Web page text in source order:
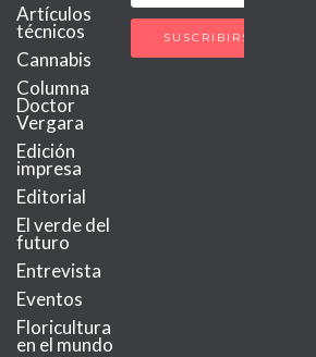
Artículos
técnicos
Cannabis
Columna
Doctor
Vergara
Edición
impresa
Editorial
El verde del
futuro
Entrevista
Eventos
Floricultura
en el mundo